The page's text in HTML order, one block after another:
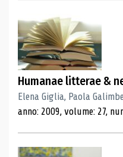
Humanae litterae &
Elena Giglia, Paola
anno: 2009, volume: 27,